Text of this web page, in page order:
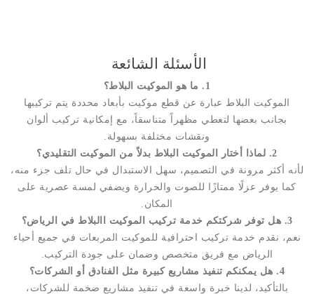
الأسئلة الشائعة
1. ما هو الموكيت البلاط؟
الموكيت البلاط عبارة عن قطع موكيت بأبعاد محددة يتم تركيبها
بجانب بعضها لتعطي مظهراً متناسقاً، مع إمكانية تركيب ألوان
ونقشات مختلفة بسهولة.
2. لماذا أختار الموكيت البلاط بدلاً من الموكيت التقليدي؟
لأنه أكثر مرونة في التصميم، سهل الاستبدال في حال تلف جزء منه،
كما يوفر عزلًا ممتازًا للصوت والحرارة ويضفي لمسة عصرية على
المكان.
3. هل توفر شركتكم خدمة تركيب الموكيت االبلاط في الرياض؟
نعم، نقدم خدمة تركيب احترافية للموكيت المربعات في جميع أحياء
الرياض مع فريق متخصص وضمان على جودة التركيب.
4. هل يمكنكم تنفيذ مشاريع كبيرة مثل الفنادق أو الشركات؟
بالتأكيد، لدينا خبرة واسعة في تنفيذ مشاريع ضخمة للشركات،